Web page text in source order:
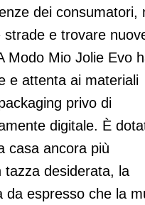
dei consumatori,
e trovare
Modo Mio Jolie Evo
e attenta ai materiali
privo di
digitale. È
casa ancora più
tazza desiderata, la
da espresso che la